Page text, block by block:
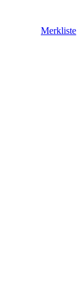
Merkliste